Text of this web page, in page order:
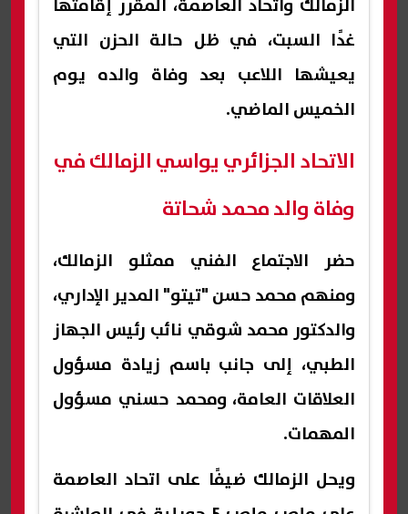
الزمالك واتحاد العاصمة، المقرر إقامتها
غدًا السبت، في ظل حالة الحزن التي
يعيشها اللاعب بعد وفاة والده يوم
الخميس الماضي.
الاتحاد الجزائري يواسي الزمالك في
وفاة والد محمد شحاتة
حضر الاجتماع الفني ممثلو الزمالك،
ومنهم محمد حسن "تيتو" المدير الإداري،
والدكتور محمد شوقي نائب رئيس الجهاز
الطبي، إلى جانب باسم زيادة مسؤول
العلاقات العامة، ومحمد حسني مسؤول
المهمات.
ويحل الزمالك ضيفًا على اتحاد العاصمة